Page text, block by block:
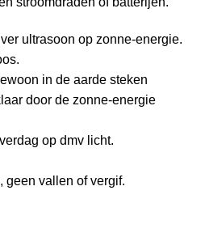
ultrasoon op zonne-energie.
in de aarde steken
door de zonne-energie
op dmv licht.
geen vallen of vergif.